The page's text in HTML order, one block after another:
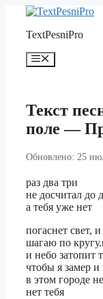
Перейти
содержимому
TextPesniPro
Меню
Текст
поле —
Обновлено: 25
раз два три
не досчитал до
а тебя уже нет
погаснет свет,
шагаю по
и небо затопит
чтобы я замер и
в этом городе
нет тебя